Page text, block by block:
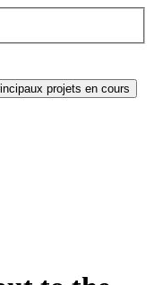
projets en cours